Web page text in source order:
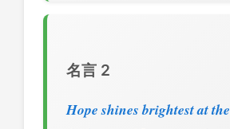
名言 2
Hope shines brightest at the